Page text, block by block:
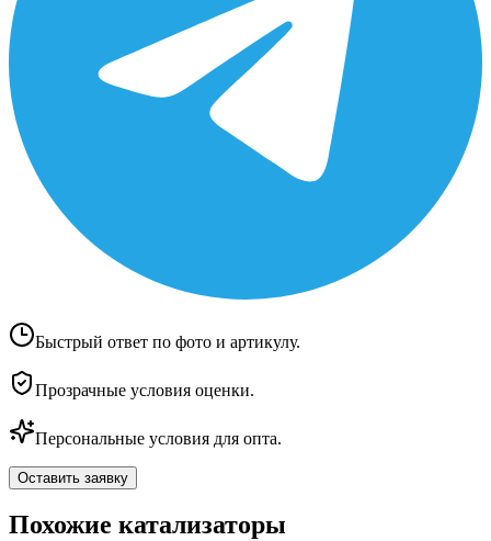
Быстрый ответ по фото и артикулу.
Прозрачные условия оценки.
Персональные условия для опта.
Оставить заявку
Похожие катализаторы